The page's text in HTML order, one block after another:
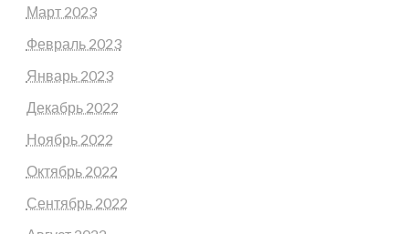
Март 2023
Февраль 2023
Январь 2023
Декабрь 2022
Ноябрь 2022
Октябрь 2022
Сентябрь 2022